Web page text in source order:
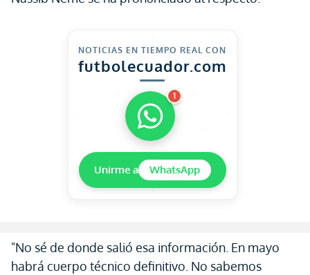
NOTICIAS EN TIEMPO REAL CON
futbolecuador.com
1
Unirme a WhatsApp
"No sé de donde salió esa información. En mayo
habrá cuerpo técnico definitivo. No sabemos